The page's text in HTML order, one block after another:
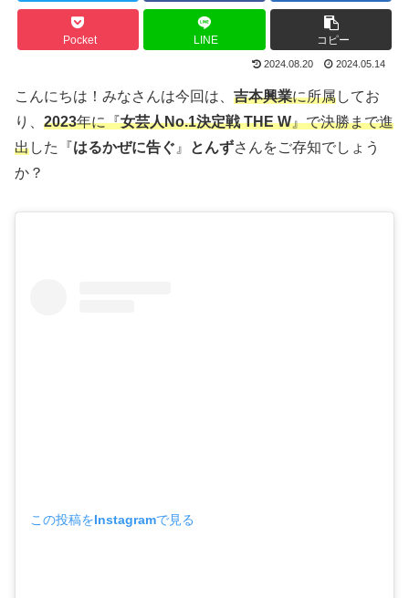
Pocket LINE コピー
2024.08.20 2024.05.14
こんにちは！みなさんは今回は、 吉本興業に所属してお
り、 2023年に『女芸人No.1決定戦 THE W』で決勝まで進
出した『はるかぜに告ぐ 』 とんずさんをご存知でしょう
か？
この投稿をInstagramで見る